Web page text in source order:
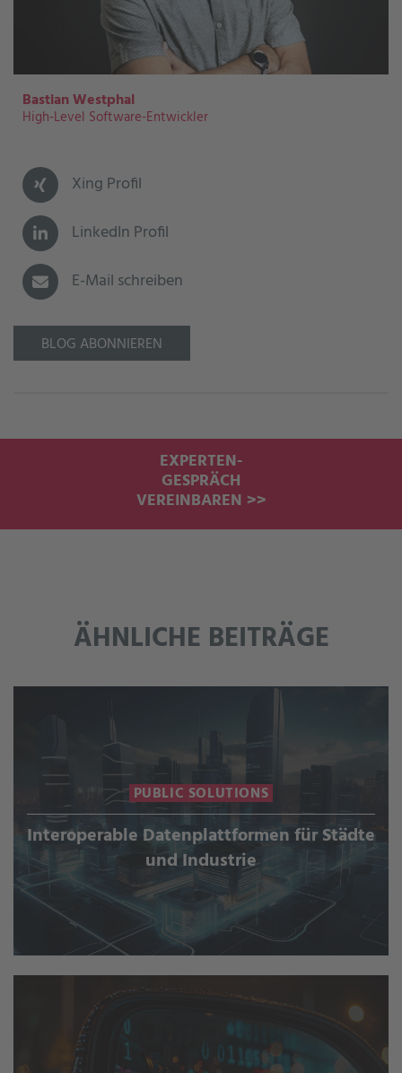
Bastian Westphal
High-Level Software-Entwickler
Xing Profil
LinkedIn Profil
E-Mail schreiben
BLOG ABONNIEREN
EXPERTEN-
GESPRÄCH
VEREINBAREN >>
ÄHNLICHE BEITRÄGE
PUBLIC SOLUTIONS
Interoperable Datenplattformen für Städte
und Industrie